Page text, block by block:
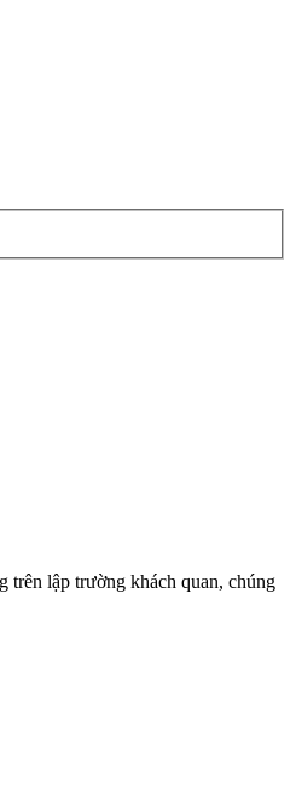
trên lập trường khách quan, chúng